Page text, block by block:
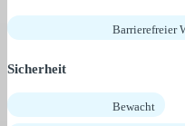
Barrierefreier
Sicherheit
Bewacht